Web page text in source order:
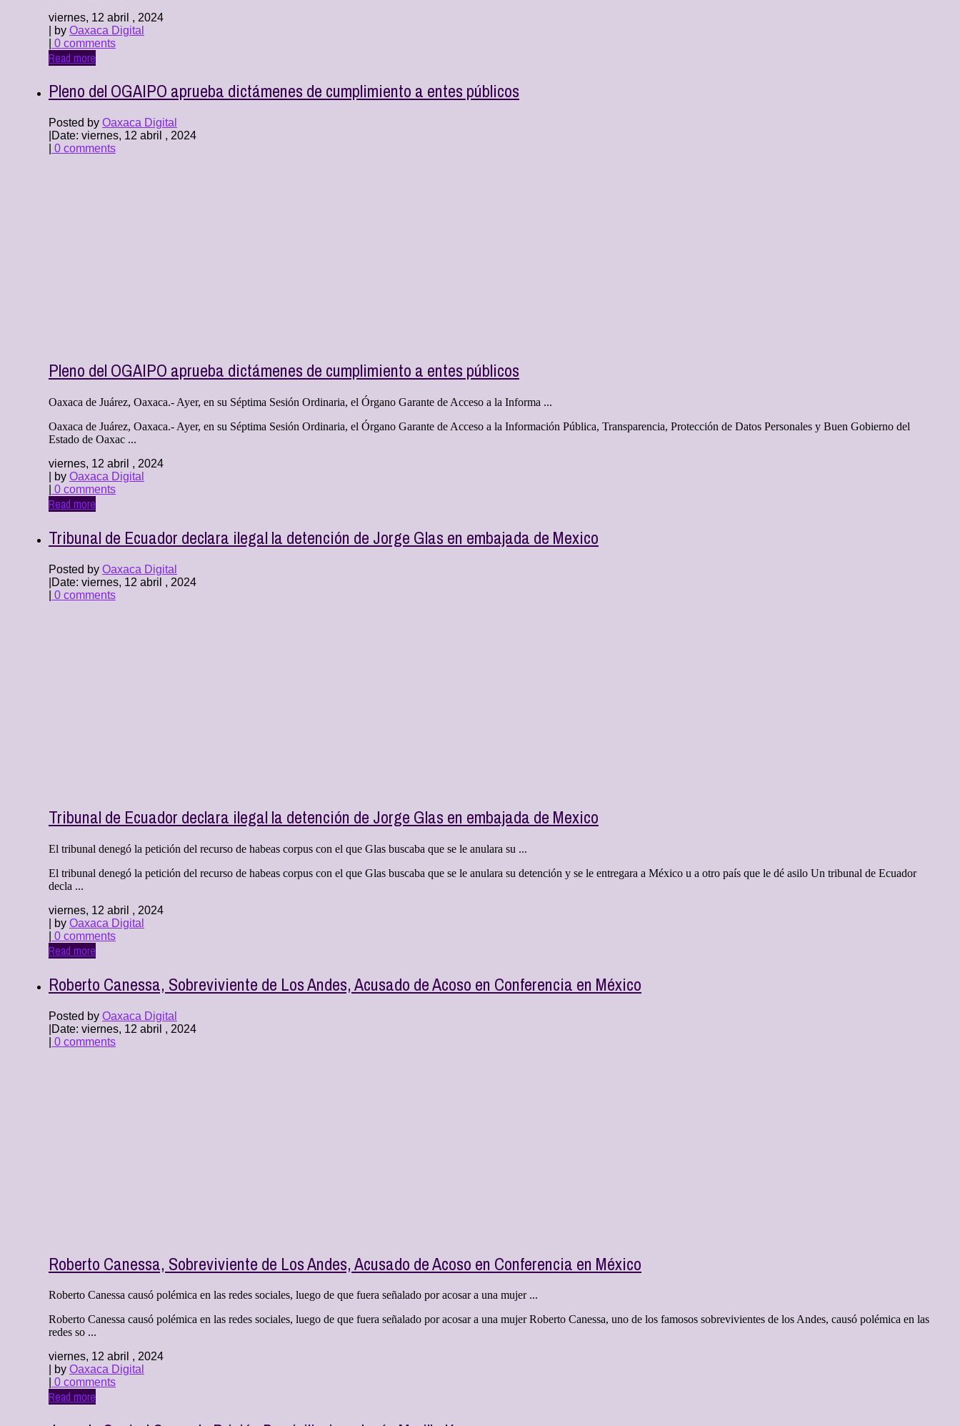
viernes, 12 abril , 2024
| by Oaxaca Digital
0 comments
Read more
Pleno del OGAIPO aprueba dictámenes de cumplimiento a entes públicos
Posted by Oaxaca Digital
Date: viernes, 12 abril , 2024
0 comments
Pleno del OGAIPO aprueba dictámenes de cumplimiento a entes públicos
Oaxaca de Juárez, Oaxaca.- Ayer, en su Séptima Sesión Ordinaria, el Órgano Garante de Acceso a la Informa ...
Oaxaca de Juárez, Oaxaca.- Ayer, en su Séptima Sesión Ordinaria, el Órgano Garante de Acceso a la Información Pública, Transparencia, Protección de Datos Personales y Buen Gobierno del
Estado de Oaxac ...
viernes, 12 abril , 2024
| by Oaxaca Digital
0 comments
Read more
Tribunal de Ecuador declara ilegal la detención de Jorge Glas en embajada de Mexico
Posted by Oaxaca Digital
Date: viernes, 12 abril , 2024
0 comments
Tribunal de Ecuador declara ilegal la detención de Jorge Glas en embajada de Mexico
El tribunal denegó la petición del recurso de habeas corpus con el que Glas buscaba que se le anulara su ...
El tribunal denegó la petición del recurso de habeas corpus con el que Glas buscaba que se le anulara su detención y se le entregara a México u a otro país que le dé asilo Un tribunal de Ecuador
decla ...
viernes, 12 abril , 2024
| by Oaxaca Digital
0 comments
Read more
Roberto Canessa, Sobreviviente de Los Andes, Acusado de Acoso en Conferencia en México
Posted by Oaxaca Digital
Date: viernes, 12 abril , 2024
0 comments
Roberto Canessa, Sobreviviente de Los Andes, Acusado de Acoso en Conferencia en México
Roberto Canessa causó polémica en las redes sociales, luego de que fuera señalado por acosar a una mujer ...
Roberto Canessa causó polémica en las redes sociales, luego de que fuera señalado por acosar a una mujer Roberto Canessa, uno de los famosos sobrevivientes de los Andes, causó polémica en las
redes so ...
viernes, 12 abril , 2024
| by Oaxaca Digital
0 comments
Read more